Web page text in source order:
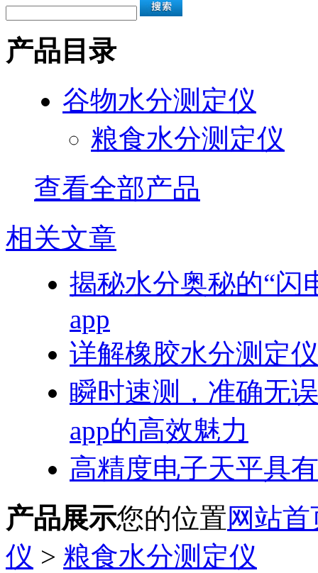
产品目录
谷物水分测定仪
粮食水分测定仪
查看全部产品
相关文章
揭秘水分奥秘的“
app
详解橡胶水分测定
瞬时速测，准确
app的高效魅力
高精度电子天平具
产品展示您的位置网站首
仪 > 粮食水分测定仪